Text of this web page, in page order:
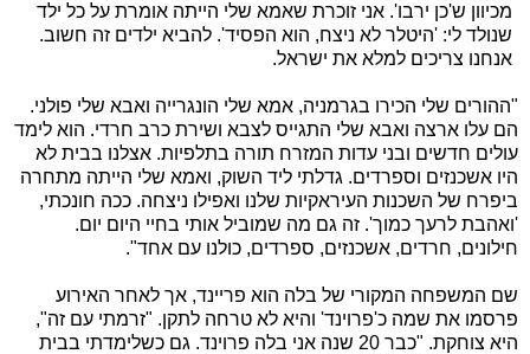
מכיוון ש'כן ירבו'. אני זוכרת שאמא שלי הייתה אומרת על כל ילד
שנולד לי: 'היטלר לא ניצח, הוא הפסיד'. להביא ילדים זה חשוב.
אנחנו צריכים למלא את ישראל.
"ההורים שלי הכירו בגרמניה, אמא שלי הונגרייה ואבא שלי פולני.
הם עלו ארצה ואבא שלי התגייס לצבא ושירת כרב חרדי. הוא לימד
עולים חדשים ובני עדות המזרח תורה בתלפיות. אצלנו בבית לא
היו אשכנזים וספרדים. גדלתי ליד השוק, ואמא שלי הייתה מתחרה
ביפרח של השכנות העיראקיות שלנו ואפילו ניצחה. ככה חונכתי,
'ואהבת לרעך כמוך'. זה גם מה שמוביל אותי בחיי היום יום.
חילונים, חרדים, אשכנזים, ספרדים, כולנו עם אחד".
שם המשפחה המקורי של בלה הוא פריינד, אך לאחר האירוע
פרסמו את שמה כ'פרוינד' והיא לא טרחה לתקן. "זרמתי עם זה",
היא צוחקת. "כבר 20 שנה אני בלה פרוינד. גם כשלימדתי בבית